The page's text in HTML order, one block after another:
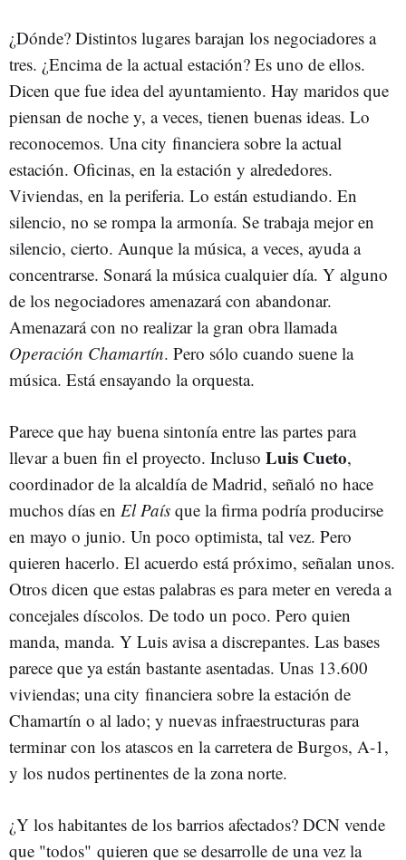
¿Dónde? Distintos lugares barajan los negociadores a
tres. ¿Encima de la actual estación? Es uno de ellos.
Dicen que fue idea del ayuntamiento. Hay maridos que
piensan de noche y, a veces, tienen buenas ideas. Lo
reconocemos. Una city financiera sobre la actual
estación. Oficinas, en la estación y alrededores.
Viviendas, en la periferia. Lo están estudiando. En
silencio, no se rompa la armonía. Se trabaja mejor en
silencio, cierto. Aunque la música, a veces, ayuda a
concentrarse. Sonará la música cualquier día. Y alguno
de los negociadores amenazará con abandonar.
Amenazará con no realizar la gran obra llamada
Operación Chamartín. Pero sólo cuando suene la
música. Está ensayando la orquesta.
Parece que hay buena sintonía entre las partes para
llevar a buen fin el proyecto. Incluso Luis Cueto,
coordinador de la alcaldía de Madrid, señaló no hace
muchos días en El País que la firma podría producirse
en mayo o junio. Un poco optimista, tal vez. Pero
quieren hacerlo. El acuerdo está próximo, señalan unos.
Otros dicen que estas palabras es para meter en vereda a
concejales díscolos. De todo un poco. Pero quien
manda, manda. Y Luis avisa a discrepantes. Las bases
parece que ya están bastante asentadas. Unas 13.600
viviendas; una city financiera sobre la estación de
Chamartín o al lado; y nuevas infraestructuras para
terminar con los atascos en la carretera de Burgos, A-1,
y los nudos pertinentes de la zona norte.
¿Y los habitantes de los barrios afectados? DCN vende
que "todos" quieren que se desarrolle de una vez la